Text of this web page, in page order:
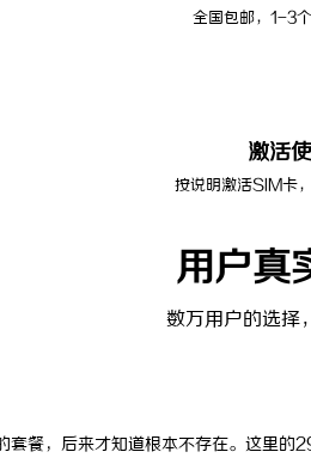
全国包邮，1-3
激活
按说明激活SIM卡
用户真
数万用户的选择
套餐，后来才知道根本不存在。这里